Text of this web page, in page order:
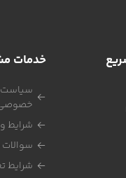
خدمات
شرایط
سوالات
شرایط